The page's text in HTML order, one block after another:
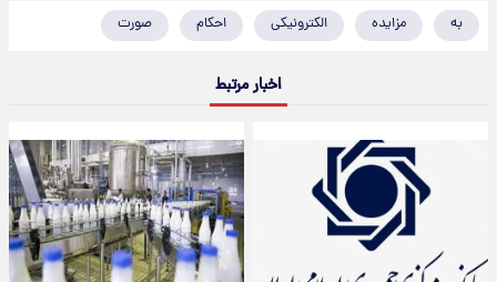
مزایده الکترونیکی احکام صورت
اخبار مرتبط